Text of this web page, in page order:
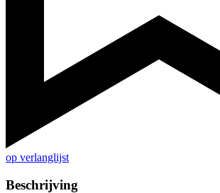
op verlanglijst
Beschrijving